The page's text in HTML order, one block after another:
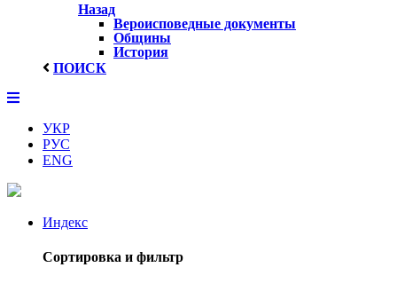
Назад
Вероисповедные документы
Общины
История
ПОИСК
УКР
РУС
ENG
Индекс
Сортировка и фильтр